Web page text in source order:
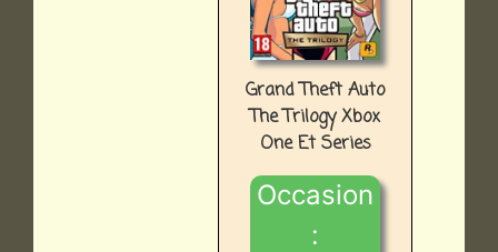
Grand Theft Auto
The Trilogy Xbox
One Et Series
Occasion
: